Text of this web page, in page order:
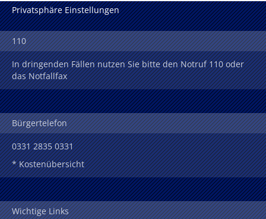
Privatsphäre Einstellungen
110
In dringenden Fällen nutzen Sie bitte den Notruf 110 oder
das Notfallfax
Bürgertelefon
0331 2835 0331
* Kostenübersicht
Wichtige Links